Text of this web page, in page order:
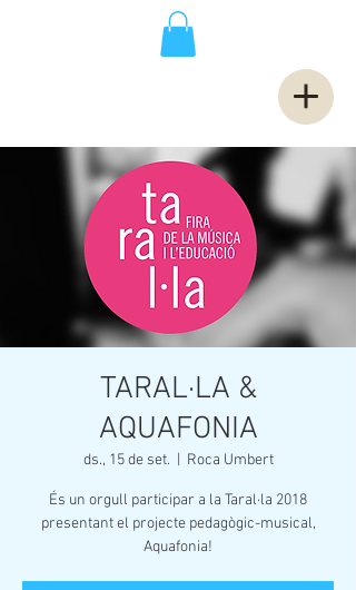
TARAL·LA &
AQUAFONIA
ds., 15 de set. Roca Umbert
És un orgull participar a la Taral·la 2018
presentant el projecte pedagògic-musical,
Aquafonia!